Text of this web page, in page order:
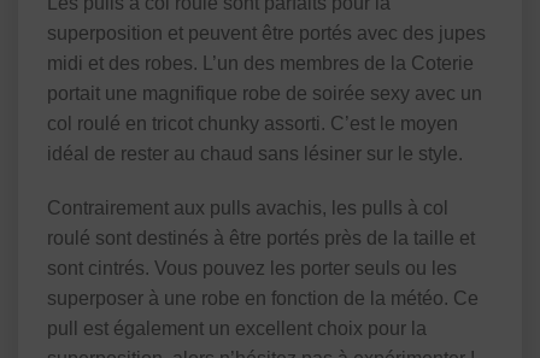
superposition et peuvent être portés avec des jupes
midi et des robes. L’un des membres de la Coterie
portait une magnifique robe de soirée sexy avec un
col roulé en tricot chunky assorti. C’est le moyen
idéal de rester au chaud sans lésiner sur le style.
Contrairement aux pulls avachis, les pulls à col
roulé sont destinés à être portés près de la taille et
sont cintrés. Vous pouvez les porter seuls ou les
superposer à une robe en fonction de la météo. Ce
pull est également un excellent choix pour la